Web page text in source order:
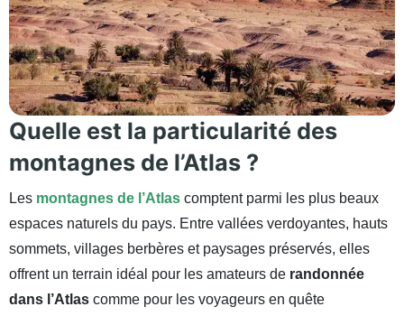
Quelle est la particularité des
montagnes de l’Atlas ?
Les montagnes de l’Atlas comptent parmi les plus beaux
espaces naturels du pays. Entre vallées verdoyantes, hauts
sommets, villages berbères et paysages préservés, elles
offrent un terrain idéal pour les amateurs de randonnée
dans l’Atlas comme pour les voyageurs en quête